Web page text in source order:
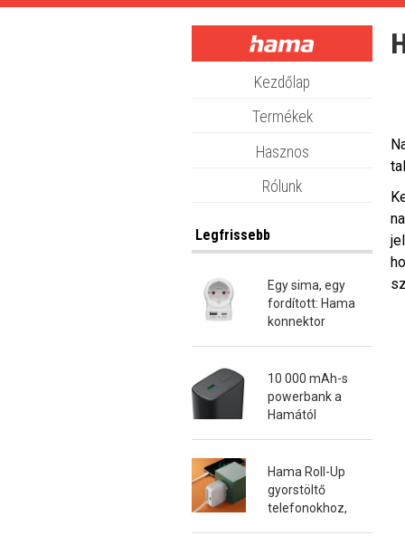
Skip
Kezdőlap
Termékek
Hasznos
Rólunk
Legfrissebb
Egy sima, egy
fordított: Hama
konnektor
10 000 mAh-s
powerbank a
Hamától
Hama Roll-Up
gyorstöltő
telefonokhoz,